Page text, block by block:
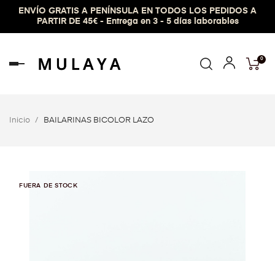
ENVÍO GRATIS A PENÍNSULA EN TODOS LOS PEDIDOS A
PARTIR DE 45€ - Entrega en 3 - 5 días laborables
Navegación
0
Inicio BAILARINAS BICOLOR LAZO
FUERA DE STOCK